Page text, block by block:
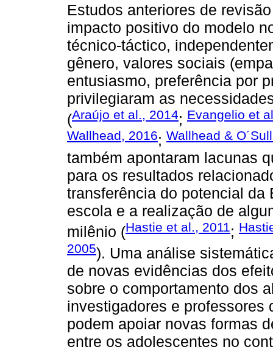
Estudos anteriores de
impacto positivo do modelo
técnico-táctico,
gênero, valores sociais
entusiasmo, preferência por
privilegiaram as
(Araújo et al., 2014; Evangelio et
Wallhead, 2016; Wallhead &
também apontaram lacunas
para os resultados
transferência do potencial da
escola e a realização de
milênio (Hastie et al., 2011;
2005). Uma análise
de novas evidências dos
sobre o comportamento dos
investigadores e professores
podem apoiar novas formas
entre os adolescentes no